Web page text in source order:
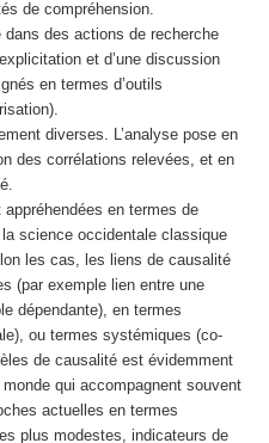
de compréhension.
dans des actions de recherche
et d’une discussion
en termes d’outils
diverses. L’analyse pose en
des corrélations relevées, et en
en termes de
science occidentale classique
les cas, les liens de causalité
(par exemple lien entre une
dépendante), en termes
ou termes systémiques (co-
de causalité est évidemment
qui accompagnent souvent
actuelles en termes
plus modestes, indicateurs de